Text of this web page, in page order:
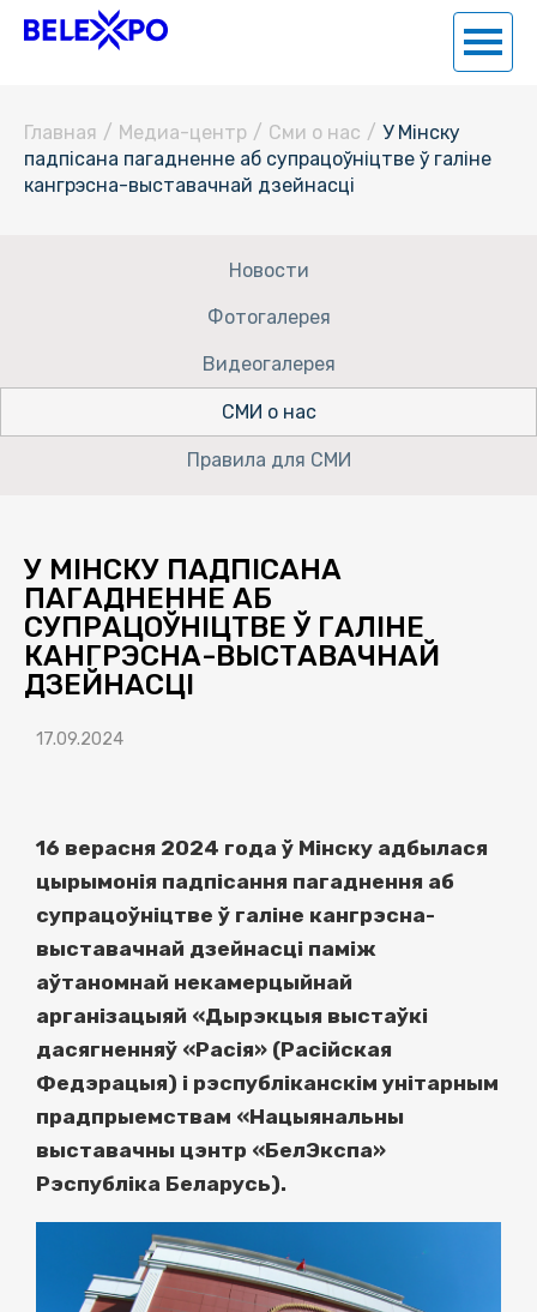
Главная / Медиа-центр / Сми о нас / У Мінску
падпісана пагадненне аб супрацоўніцтве ў галіне
кангрэсна-выставачнай дзейнасці
Новости
Фотогалерея
Видеогалерея
СМИ о нас
Правила для СМИ
У МІНСКУ ПАДПІСАНА
ПАГАДНЕННЕ АБ
СУПРАЦОЎНІЦТВЕ Ў ГАЛІНЕ
КАНГРЭСНА-ВЫСТАВАЧНАЙ
ДЗЕЙНАСЦІ
17.09.2024
16 верасня 2024 года ў Мінску адбылася
цырымонія падпісання пагаднення аб
супрацоўніцтве ў галіне кангрэсна-
выставачнай дзейнасці паміж
аўтаномнай некамерцыйнай
арганізацыяй «Дырэкцыя выстаўкі
дасягненняў «Расія» (Расійская
Федэрацыя) і рэспубліканскім унітарным
прадпрыемствам «Нацыянальны
выставачны цэнтр «БелЭкспа»
Рэспубліка Беларусь).